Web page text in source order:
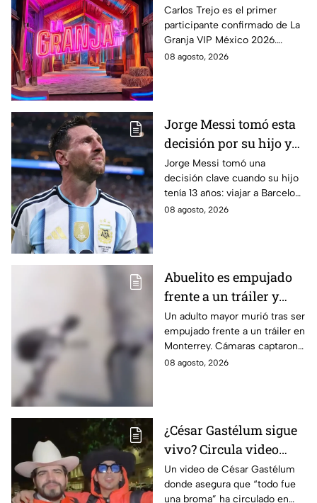
famosos confirmados
hasta ahora
Carlos Trejo es el primer
participante confirmado de La
Granja VIP México 2026.
Conoce quiénes más se
08 agosto, 2026
Jorge Messi tomó esta
decisión por su hijo y
terminó cambiando la
historia del fútbol
Jorge Messi tomó una
decisión clave cuando su hijo
tenía 13 años: viajar a Barcelona
para buscar oportunidades
08 agosto, 2026
Abuelito es empujado
frente a un tráiler y
muere atropellado; el
agresor escapó |
IMÁGENES SENSIBLES
Un adulto mayor murió tras ser
empujado frente a un tráiler en
Monterrey. Cámaras captaron
el momento y autoridades
08 agosto, 2026
¿César Gastélum sigue
vivo? Circula video
donde afirma que “todo
fue una broma”
Un video de César Gastélum
donde asegura que “todo fue
una broma” ha circulado en